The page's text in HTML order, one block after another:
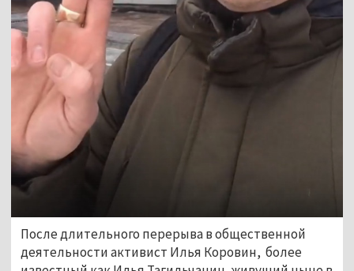
После длительного перерыва в общественной
деятельности активист Илья Коровин, более